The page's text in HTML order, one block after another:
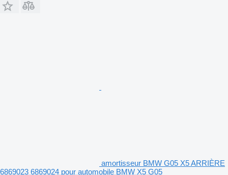
amortisseur BMW G05 X5 ARRIÈRE
6869023 6869024 pour automobile BMW X5 G05